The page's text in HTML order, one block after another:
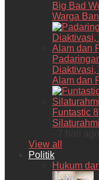
Big Bad
Warga
Diaktivasi,
Alam dan
Funtastic
View all
Politik
Hukum